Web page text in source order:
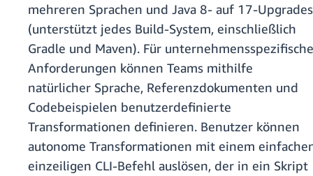
mehreren Sprachen und Java 8- auf 17-Upgrades
(unterstützt jedes Build-System, einschließlich
Gradle und Maven). Für unternehmensspezifische
Anforderungen können Teams mithilfe
natürlicher Sprache, Referenzdokumenten und
Codebeispielen benutzerdefinierte
Transformationen definieren. Benutzer können
autonome Transformationen mit einem
einzeiligen CLI-Befehl auslösen, der in ein Skript